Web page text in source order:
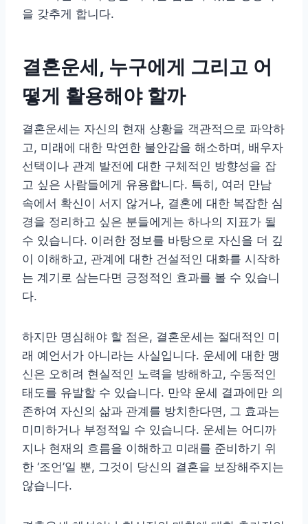
을 갖추게 합니다.
결혼운세, 누구에게 그리고 어
떻게 활용해야 할까
결혼운세는 자신의 현재 상황을 객관적으로 파악하
고, 미래에 대한 막연한 불안감을 해소하며, 배우자
선택이나 관계 발전에 대한 구체적인 방향성을 잡
고 싶은 사람들에게 유용합니다. 특히, 여러 만남
속에서 확신이 서지 않거나, 결혼에 대한 복잡한 심
경을 정리하고 싶은 분들에게는 하나의 지표가 될
수 있습니다. 이러한 정보를 바탕으로 자신을 더 깊
이 이해하고, 관계에 대한 건설적인 대화를 시작하
는 계기로 삼는다면 긍정적인 효과를 볼 수 있습니
다.
하지만 명심해야 할 점은, 결혼운세는 절대적인 미
래 예언서가 아니라는 사실입니다. 운세에 대한 맹
신은 오히려 현실적인 노력을 방해하고, 수동적인
태도를 유발할 수 있습니다. 만약 운세 결과에만 의
존하여 자신의 삶과 관계를 방치한다면, 그 효과는
미미하거나 부정적일 수 있습니다. 운세는 어디까
지나 현재의 흐름을 이해하고 미래를 준비하기 위
한 ‘조언’일 뿐, 그것이 당신의 결혼을 보장해주지는
않습니다.